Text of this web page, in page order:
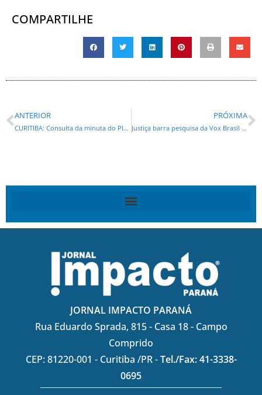
COMPARTILHE
ANTERIOR
CURITIBA: Consulta da minuta do Plano Diretor fica disponível até dia 12 de julho
PRÓXIMA
Justiça barra pesquisa da Vox Brasil e reforça suspeitas de irregularidades no levantamento
JORNAL IMPACTO PARANÁ
Rua Eduardo Sprada, 815 - Casa 18 - Campo
Comprido
CEP: 81220-001 - Curitiba /PR -Tel./Fax: 41-3338-
0695